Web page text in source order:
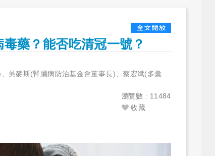
藥？能否吃清冠一號？
吳麥斯(腎臟病防治基金會董事長)、蔡宏斌(多囊
瀏覽數 : 11484
收藏